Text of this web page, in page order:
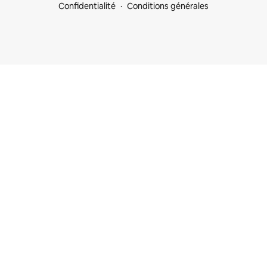
Confidentialité
Conditions générales